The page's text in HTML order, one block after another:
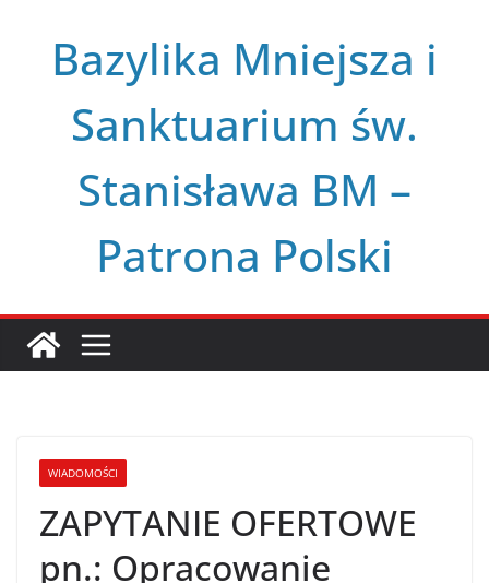
Bazylika Mniejsza i
Sanktuarium św.
Stanisława BM –
Patrona Polski
WIADOMOŚCI
ZAPYTANIE OFERTOWE
pn.: Opracowanie